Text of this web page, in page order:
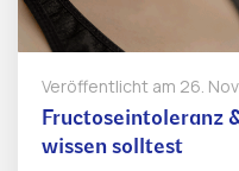
Veröffentlicht am 26.
Fructoseintoleranz
wissen solltest